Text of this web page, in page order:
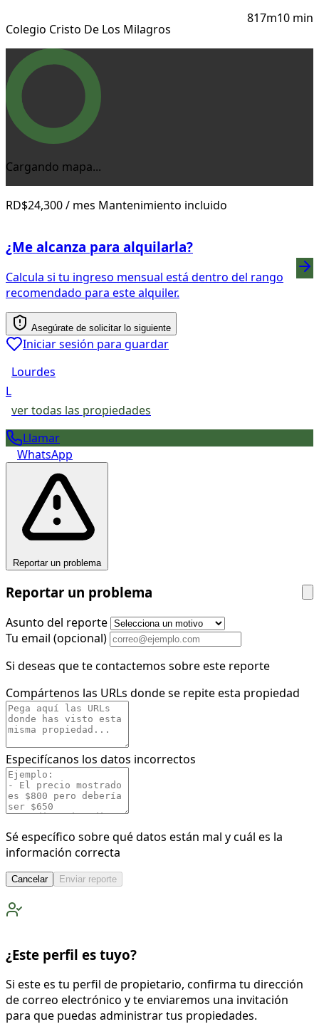
Colegio Cristo De Los Milagros
817m10 min
Cargando mapa...
RD$24,300/ mes Mantenimiento incluido
¿Me alcanza para alquilarla?
Calcula si tu ingreso mensual está dentro del rango
recomendado para este alquiler.
Asegúrate de solicitar lo siguiente
Iniciar sesión para guardar
L
Lourdes
ver todas las propiedades
Llamar
WhatsApp
Reportar un problema
Reportar un problema
Asunto del reporte
Tu email (opcional)
Si deseas que te contactemos sobre este reporte
Compártenos las URLs donde se repite esta propiedad
Especifícanos los datos incorrectos
Sé específico sobre qué datos están mal y cuál es la
información correcta
Cancelar Enviar reporte
¿Este perfil es tuyo?
Si este es tu perfil de propietario, confirma tu dirección
de correo electrónico y te enviaremos una invitación
para que puedas administrar tus propiedades.